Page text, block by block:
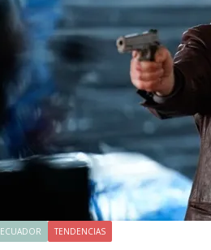
ECUADOR TENDENCIAS